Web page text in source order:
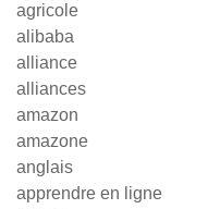
agricole
alibaba
alliance
alliances
amazon
amazone
anglais
apprendre en ligne